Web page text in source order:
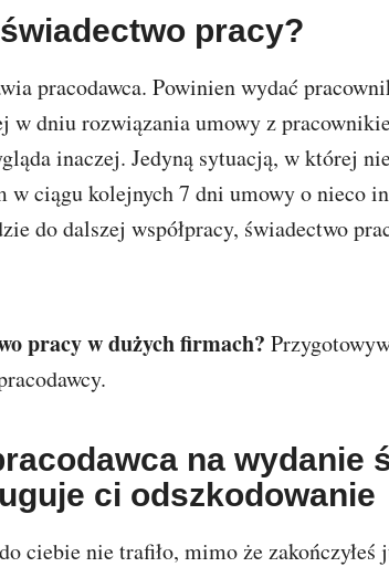
pracy?
pracodawca. Powinien wydać
w dniu rozwiązania umowy z
inaczej. Jedyną sytuacją, w której
w ciągu kolejnych 7 dni umowy o nieco
do dalszej współpracy, świadectwo
pracy w dużych firmach?
na wydanie
ci odszkodowanie
ciebie nie trafiło, mimo że zakończyłeś